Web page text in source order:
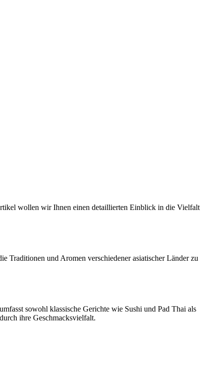
wollen wir Ihnen einen detaillierten Einblick in die Vielfalt
Traditionen und Aromen verschiedener asiatischer Länder zu
sowohl klassische Gerichte wie Sushi und Pad Thai als
ihre Geschmacksvielfalt.